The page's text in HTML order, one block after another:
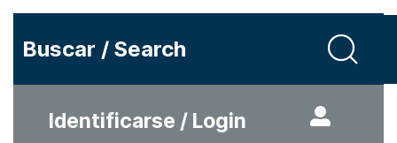
Buscar / Search
Identificarse / Login